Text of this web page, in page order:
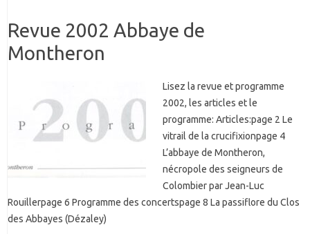
Revue 2002 Abbaye de
Montheron
Lisez la revue et programme
2002, les articles et le
programme: Articles:page 2 Le
vitrail de la crucifixionpage 4
L’abbaye de Montheron,
nécropole des seigneurs de
Colombier par Jean-Luc
Rouillerpage 6 Programme des concertspage 8 La passiflore du Clos
des Abbayes (Dézaley)